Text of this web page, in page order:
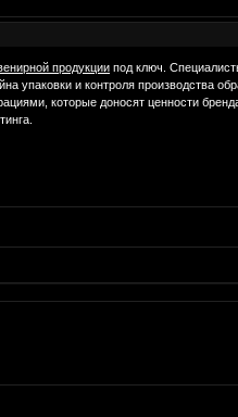
продукции под ключ.
упаковки и контроля производства
которые доносят ценности